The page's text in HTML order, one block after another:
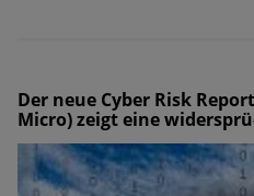
Der neue Cyber Risk
Micro) zeigt eine